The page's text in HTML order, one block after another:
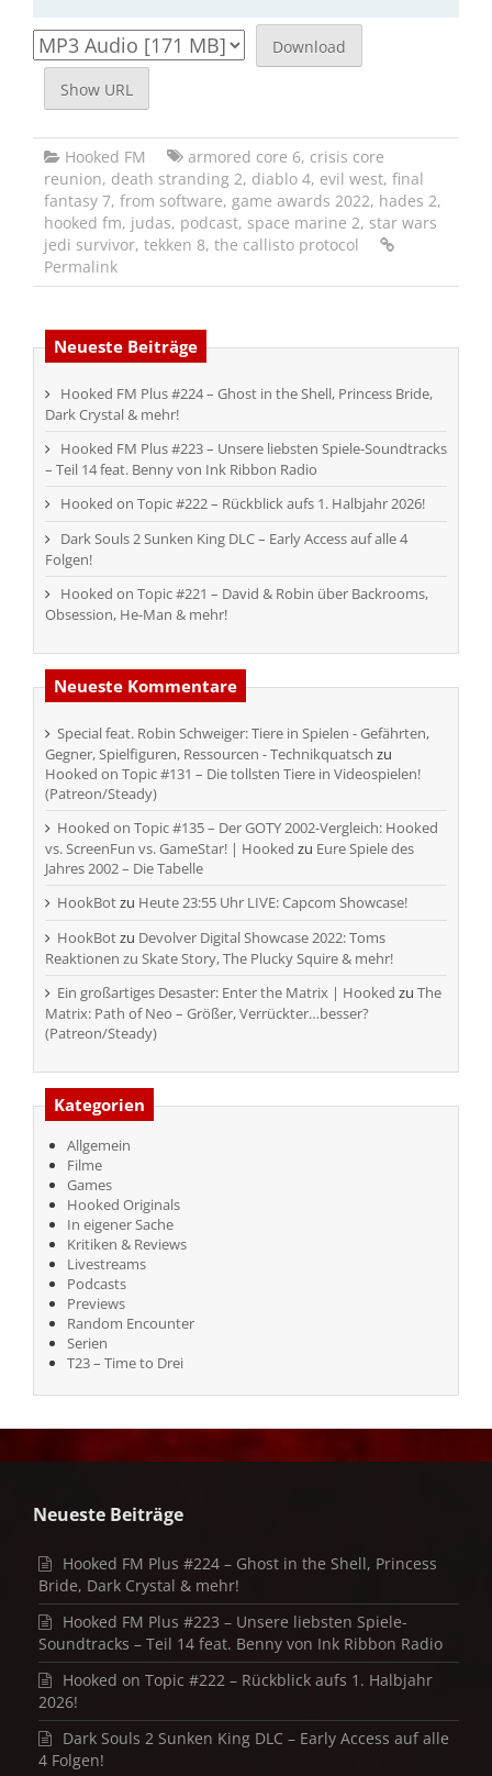
Download
Show URL
Hooked FM armored core 6, crisis core
reunion, death stranding 2, diablo 4, evil west, final
fantasy 7, from software, game awards 2022, hades 2,
hooked fm, judas, podcast, space marine 2, star wars
jedi survivor, tekken 8, the callisto protocol
Permalink
Neueste Beiträge
Hooked FM Plus #224 – Ghost in the Shell, Princess Bride,
Dark Crystal & mehr!
Hooked FM Plus #223 – Unsere liebsten Spiele-Soundtracks
– Teil 14 feat. Benny von Ink Ribbon Radio
Hooked on Topic #222 – Rückblick aufs 1. Halbjahr 2026!
Dark Souls 2 Sunken King DLC – Early Access auf alle 4
Folgen!
Hooked on Topic #221 – David & Robin über Backrooms,
Obsession, He-Man & mehr!
Neueste Kommentare
Special feat. Robin Schweiger: Tiere in Spielen - Gefährten,
Gegner, Spielfiguren, Ressourcen - Technikquatsch zu
Hooked on Topic #131 – Die tollsten Tiere in Videospielen!
(Patreon/Steady)
Hooked on Topic #135 – Der GOTY 2002-Vergleich: Hooked
vs. ScreenFun vs. GameStar! | Hooked zu Eure Spiele des
Jahres 2002 – Die Tabelle
HookBotzu Heute 23:55 Uhr LIVE: Capcom Showcase!
HookBotzu Devolver Digital Showcase 2022: Toms
Reaktionen zu Skate Story, The Plucky Squire & mehr!
Ein großartiges Desaster: Enter the Matrix | Hooked zu The
Matrix: Path of Neo – Größer, Verrückter…besser?
(Patreon/Steady)
Kategorien
Allgemein
Filme
Games
Hooked Originals
In eigener Sache
Kritiken & Reviews
Livestreams
Podcasts
Previews
Random Encounter
Serien
T23 – Time to Drei
Neueste Beiträge
Hooked FM Plus #224 – Ghost in the Shell, Princess
Bride, Dark Crystal & mehr!
Hooked FM Plus #223 – Unsere liebsten Spiele-
Soundtracks – Teil 14 feat. Benny von Ink Ribbon Radio
Hooked on Topic #222 – Rückblick aufs 1. Halbjahr
2026!
Dark Souls 2 Sunken King DLC – Early Access auf alle
4 Folgen!